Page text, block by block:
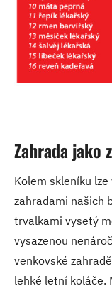
Zahrada jako
Kolem skleníku
zahradami našich
trvalkami vysetý
vysazenou
venkovské
lehké letní koláče.